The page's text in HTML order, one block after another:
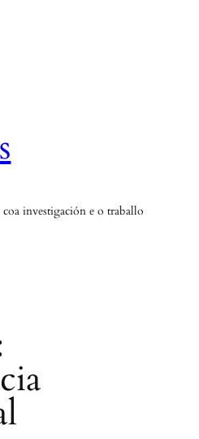
coa investigación e o traballo